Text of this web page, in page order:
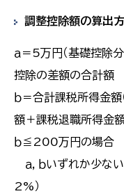
調整控除額の算出
ａ＝5万円（基礎控除
控除の差額の合計額
ｂ＝合計課税所得金
額＋課税退職所得金額
ｂ≦200万円の場合
ａ，ｂいずれか少な
2%）